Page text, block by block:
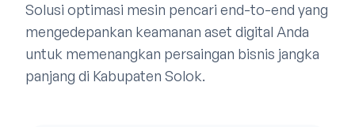
Solusi optimasi mesin pencari end-to-end yang
mengedepankan keamanan aset digital Anda
untuk memenangkan persaingan bisnis jangka
panjang di Kabupaten Solok.